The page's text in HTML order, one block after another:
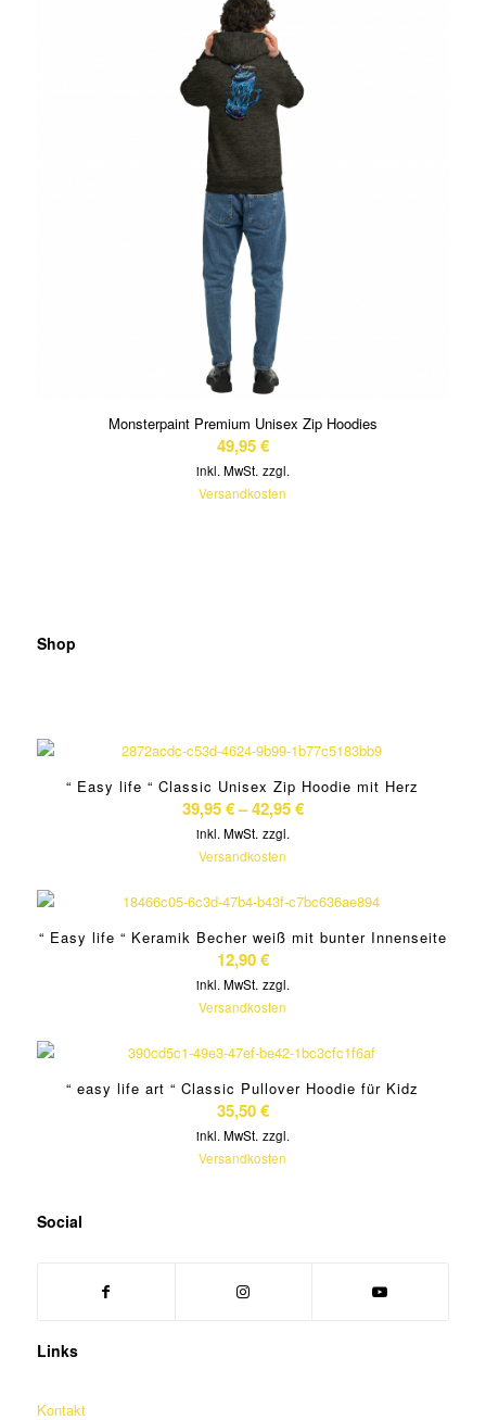
Monsterpaint Premium Unisex Zip Hoodies
49,95€
inkl. MwSt. zzgl.
Versandkosten
Shop
“ Easy life “ Classic Unisex Zip Hoodie mit Herz
39,95€–42,95€
inkl. MwSt. zzgl.
Versandkosten
“ Easy life “ Keramik Becher weiß mit bunter Innenseite
12,90€
inkl. MwSt. zzgl.
Versandkosten
“ easy life art “ Classic Pullover Hoodie für Kidz
35,50€
inkl. MwSt. zzgl.
Versandkosten
Social
Links
Kontakt